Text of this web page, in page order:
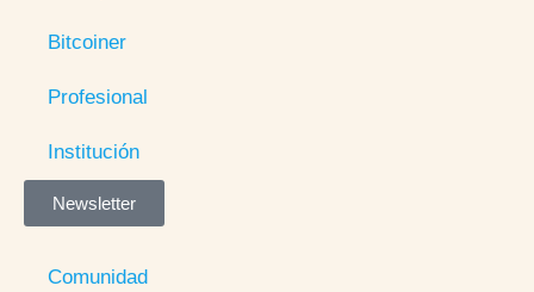
Bitcoiner
Profesional
Institución
Newsletter
Comunidad